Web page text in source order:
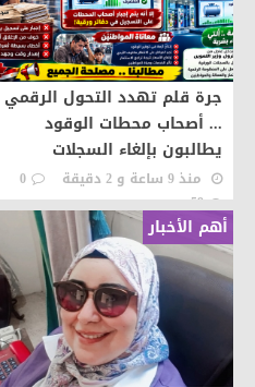
جرة قلم تهدد التحول الرقمي
... أصحاب محطات الوقود
يطالبون بإلغاء السجلات
الورقية والاعتماد على
المنظومة الإلكترونية
منذ 9 ساعة و 2 دقيقة
0
59
أهم الأخبار